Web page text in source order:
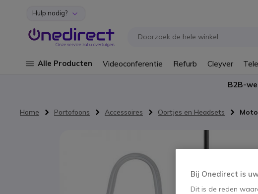
Ga naar de inhoud
Hulp nodig?
Alle Producten Videoconferentie Refurb Cleyver
B2B-
Home Portofoons Accessoires Oortjes en Headsets
Bij Onedirect is
Dit is de reden